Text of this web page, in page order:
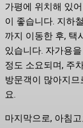
가평에 위치해 있
이 좋습니다. 지하
까지 이동한 후, 택
있습니다. 자가용
정도 소요되며, 주
방문객이 많아지
요.
마지막으로, 아침